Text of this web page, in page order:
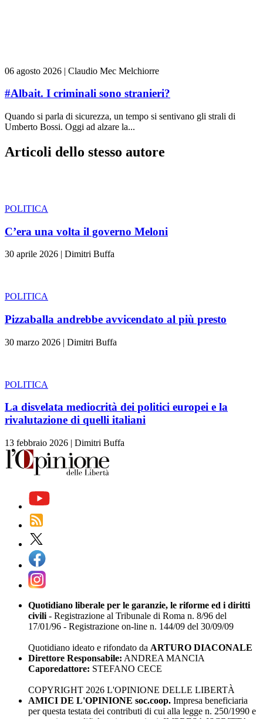
06 agosto 2026 | Claudio Mec Melchiorre
#Albait. I criminali sono stranieri?
Quando si parla di sicurezza, un tempo si sentivano gli strali di
Umberto Bossi. Oggi ad alzare la...
Articoli dello stesso autore
POLITICA
C’era una volta il governo Meloni
30 aprile 2026 | Dimitri Buffa
POLITICA
Pizzaballa andrebbe avvicendato al più presto
30 marzo 2026 | Dimitri Buffa
POLITICA
La disvelata mediocrità dei politici europei e la
rivalutazione di quelli italiani
13 febbraio 2026 | Dimitri Buffa
Quotidiano liberale per le garanzie, le riforme ed i diritti
civili - Registrazione al Tribunale di Roma n. 8/96 del
17/01/96 - Registrazione on-line n. 144/09 del 30/09/09
Quotidiano ideato e rifondato da ARTURO DIACONALE
Direttore Responsabile: ANDREA MANCIA
Caporedattore: STEFANO CECE
COPYRIGHT 2026 L'OPINIONE DELLE LIBERTÀ
AMICI DE L'OPINIONE soc.coop. Impresa beneficiaria
per questa testata dei contributi di cui alla legge n. 250/1990 e